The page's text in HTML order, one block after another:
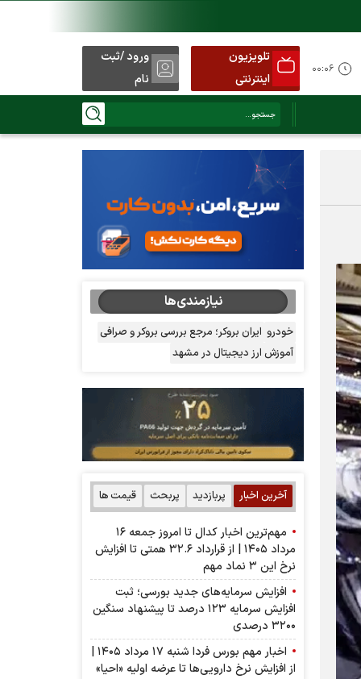
تلویزیون
اینترنتی
ورود /ثبت
نام
نیازمندی‌ها
خودرو ایران بروکر؛ مرجع بررسی بروکر و صرافی
آموزش ارز دیجیتال در مشهد
آخرین اخبار پربازدید پربحث قیمت ها
مهم‌ترین اخبار کدال تا امروز جمعه ۱۶
مرداد ۱۴۰۵ | از قرارداد ۳۲.۶ همتی تا افزایش
نرخ این ۳ نماد مهم
افزایش سرمایه‌های جدید بورسی؛ ثبت
افزایش سرمایه ۱۲۳ درصد تا پیشنهاد‌ سنگین
۳۲۰۰ درصدی
اخبار مهم بورس فردا شنبه ۱۷ مرداد ۱۴۰۵ |
از افزایش نرخ دارویی‌ها تا عرضه اولیه «احیا»